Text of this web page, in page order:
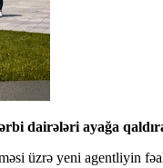
dairələri ayağa
üzrə yeni agentliyin